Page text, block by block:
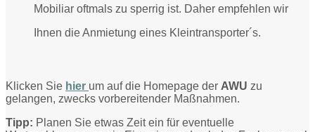
Mobiliar oftmals zu sperrig ist. Daher empfehlen wir
Ihnen die Anmietung eines Kleintransporter´s.
Klicken Sie hier um auf die Homepage der AWU zu
gelangen, zwecks vorbereitender Maßnahmen.
Tipp: Planen Sie etwas Zeit ein für eventuelle